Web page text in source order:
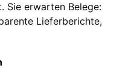
Sie erwarten Belege:
Lieferberichte,